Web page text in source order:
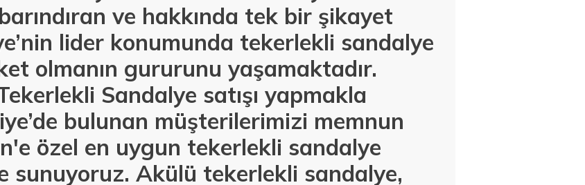
ve hakkında tek bir şikayet
lider konumunda tekerlekli sandalye
olmanın gururunu yaşamaktadır.
Sandalye satışı yapmakla
bulunan müşterilerimizi memnun
özel en uygun tekerlekli sandalye
sunuyoruz. Akülü tekerlekli sandalye,